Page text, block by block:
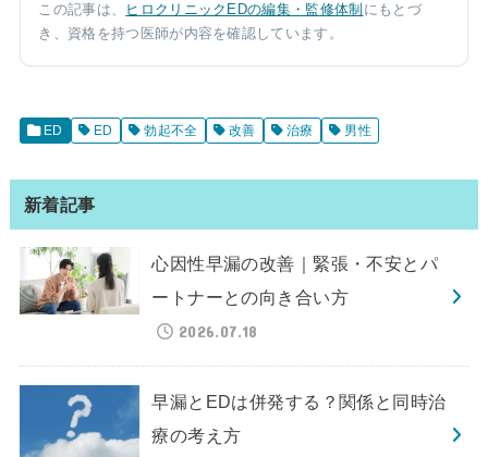
この記事は、 ヒロクリニックEDの編集・監修体制 にもとづ
き、資格を持つ医師が内容を確認しています。
ED ED 勃起不全 改善 治療 男性
新着記事
心因性早漏の改善｜緊張・不安とパ
ートナーとの向き合い方
2026.07.18
早漏とEDは併発する？関係と同時治
療の考え方